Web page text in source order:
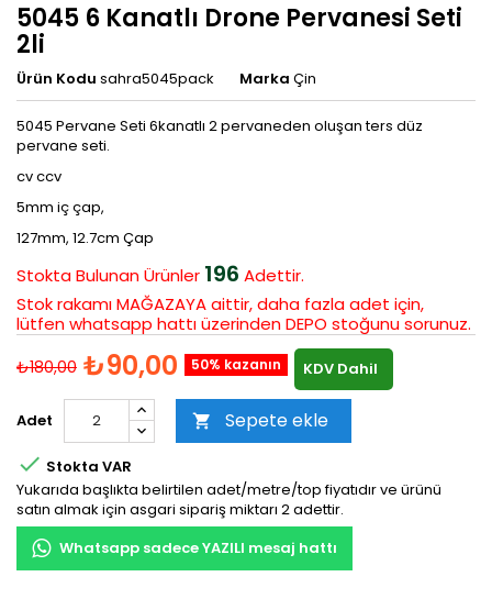
5045 6 Kanatlı Drone Pervanesi Seti
2li
Ürün Kodu sahra5045pack Marka Çin
5045 Pervane Seti 6kanatlı 2 pervaneden oluşan ters düz
pervane seti.
cv ccv
5mm iç çap,
127mm, 12.7cm Çap
Stokta BulunanÜrünler 196 Adettir.
Stok rakamı MAĞAZAYA aittir, daha fazla adet için,
lütfen whatsapp hattı üzerinden DEPO stoğunu sorunuz.
₺180,00 ₺90,00 50% kazanın KDV Dahil
Adet  Sepete ekle
 Stokta VAR
Yukarıda başlıkta belirtilen adet/metre/top fiyatıdır ve ürünü
satın almak için asgari sipariş miktarı 2 adettir.
Whatsapp sadece YAZILI mesaj hattı